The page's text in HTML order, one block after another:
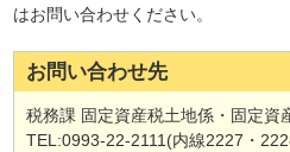
はお問い合わせください。
お問い合わせ先
税務課 固定資産税土地係・固定資
TEL:0993-22-2111(内線2227・